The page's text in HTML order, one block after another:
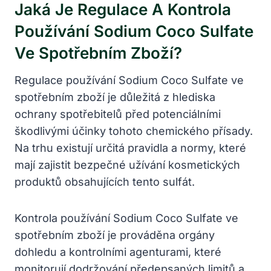
Jaká Je Regulace A Kontrola
Používání Sodium Coco Sulfate
Ve Spotřebním Zboží?
Regulace používání Sodium Coco Sulfate ve
spotřebním zboží je důležitá z hlediska
ochrany spotřebitelů před potenciálními
škodlivými účinky tohoto chemického přísady.
Na trhu existují určitá pravidla a normy, které
mají zajistit bezpečné užívání kosmetických
produktů obsahujících tento sulfát.
Kontrola používání Sodium Coco Sulfate ve
spotřebním zboží je prováděna orgány
dohledu a kontrolními agenturami, které